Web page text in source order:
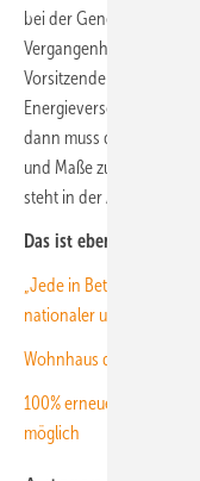
bei der Genehmigung
Vergangenheit
Vorsitzende der
Energieversorgung
dann muss der Ausbau
und Maße zulegen,
steht in der Analyse des
Das ist ebenfalls
„Jede in Betrieb
nationaler und
Wohnhaus der Zukunft:
100% erneuerbare
möglich